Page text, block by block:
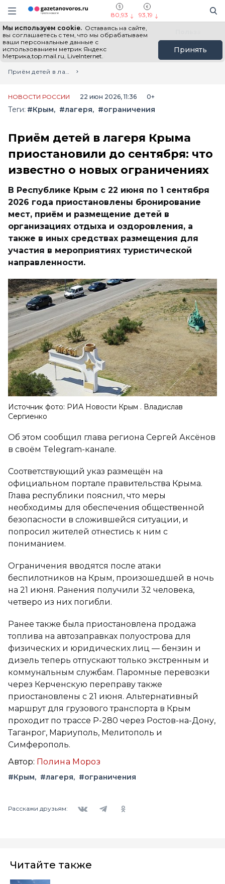
Информационный портал "ГазетаНоворос.ру"
Навигация сайта
80,93 93,19
Мы используем cookie. Оставаясь на сайте,
вы соглашаетесь с тем, что мы обрабатываем
ваши персональные данные с
использованием метрик Яндекс
Метрика,top.mail.ru, LiveInternet.
Принять
Все новости Новости России
Главная
Лента новостей
Приём детей в лагеря Крыма приостановили до сентября: что известно о новых ограничениях
НОВОСТИ РОССИИ 22 июн 2026, 11:36 0+
Теги: #Крым #лагеря #ограничения
Приём детей в лагеря Крыма
приостановили до сентября: что
известно о новых ограничениях
В Республике Крым с 22 июня по 1 сентября
2026 года приостановлены бронирование
мест, приём и размещение детей в
организациях отдыха и оздоровления, а
также в иных средствах размещения для
участия в мероприятиях туристической
направленности.
Источник фото: РИА Новости Крым . Владислав
Сергиенко
Об этом сообщил глава региона Сергей Аксёнов
в своём Telegram-канале.
Соответствующий указ размещён на
официальном портале правительства Крыма.
Глава республики пояснил, что меры
необходимы для обеспечения общественной
безопасности в сложившейся ситуации, и
попросил жителей отнестись к ним с
пониманием.
Ограничения вводятся после атаки
беспилотников на Крым, произошедшей в ночь
на 21 июня. Ранения получили 32 человека,
четверо из них погибли.
Ранее также была приостановлена продажа
топлива на автозаправках полуострова для
физических и юридических лиц — бензин и
дизель теперь отпускают только экстренным и
коммунальным службам. Паромные перевозки
через Керченскую переправу также
приостановлены с 21 июня. Альтернативный
маршрут для грузового транспорта в Крым
проходит по трассе Р-280 через Ростов-на-Дону,
Таганрог, Мариуполь, Мелитополь и
Симферополь.
Автор: Полина Мороз
#Крым #лагеря #ограничения
Расскажи друзьям:
Читайте также